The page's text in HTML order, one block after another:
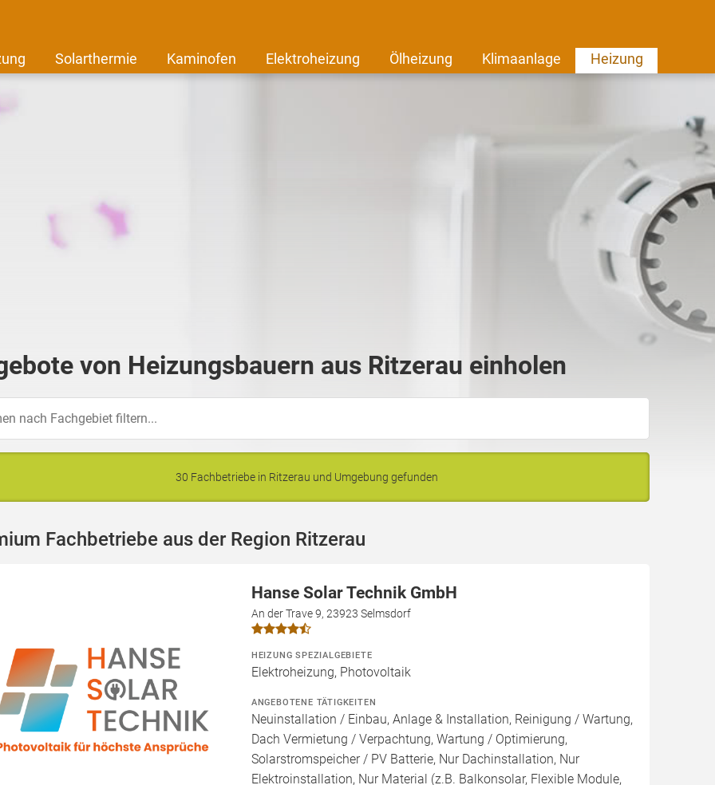
Solarthermie Kaminofen Elektroheizung Ölheizung Klimaanlage Heizung
von Heizungsbauern aus Ritzerau einholen
30 Fachbetriebe in Ritzerau und Umgebung gefunden
Fachbetriebe aus der Region Ritzerau
Hanse Solar Technik GmbH
An der Trave 9, 23923 Selmsdorf
HEIZUNG SPEZIALGEBIETE
Elektroheizung, Photovoltaik
ANGEBOTENE TÄTIGKEITEN
Neuinstallation / Einbau, Anlage & Installation, Reinigung / Wartung,
Dach Vermietung / Verpachtung, Wartung / Optimierung,
Solarstromspeicher / PV Batterie, Nur Dachinstallation, Nur
Elektroinstallation, Nur Material (z.B. Balkonsolar, Flexible Module,